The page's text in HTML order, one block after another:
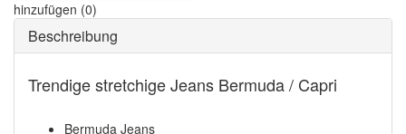
hinzufügen (0)
Beschreibung
Trendige stretchige Jeans Bermuda / Capri
Bermuda Jeans